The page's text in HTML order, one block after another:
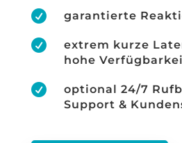
 garantierte

extrem kurze
hohe

optional 24/7
Support &